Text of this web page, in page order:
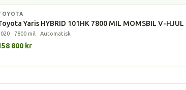
Hybrid
Yaris HYBRID 101HK 7800 MIL MOMSBIL V-HJUL
· 7800 mil · Automatisk
800 kr